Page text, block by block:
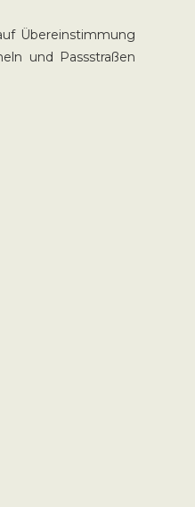
Übereinstimmung
und Passstraßen